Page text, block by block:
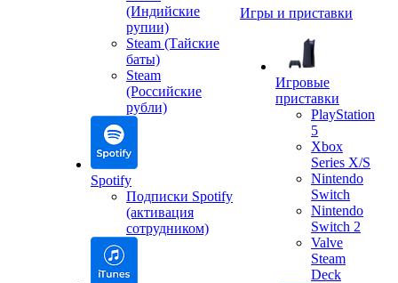
(Индийские
рупии)
Steam (Тайские
баты)
Steam
(Российские
рубли)
Spotify
Подписки Spotify
(активация
сотрудником)
Игры и приставки
Игровые
приставки
PlayStation
5
Xbox
Series X/S
Nintendo
Switch
Nintendo
Switch 2
Valve
Steam
Deck